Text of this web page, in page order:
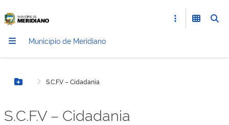
Município de Meridiano
Botão MenuS.C.F.V – Cidadania
S.C.F.V – Cidadania